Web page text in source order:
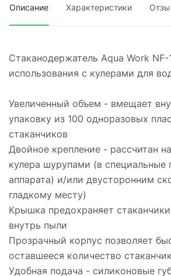
Описание Характеристики
Стаканодержатель Aqua Work NF-
использования с кулерами для
Увеличенный объем - вмещает
упаковку из 100 одноразовых
стаканчиков
Двойное крепление - рассчитан
кулера шурупами (в специальные
аппарата) и/или двусторонним
гладкому месту)
Крышка предохраняет
внутрь пыли
Прозрачный корпус позволяет
оставшееся количество
Удобная подача - силиконовые